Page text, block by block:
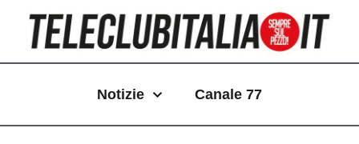
contenuto
Notizie Canale 77